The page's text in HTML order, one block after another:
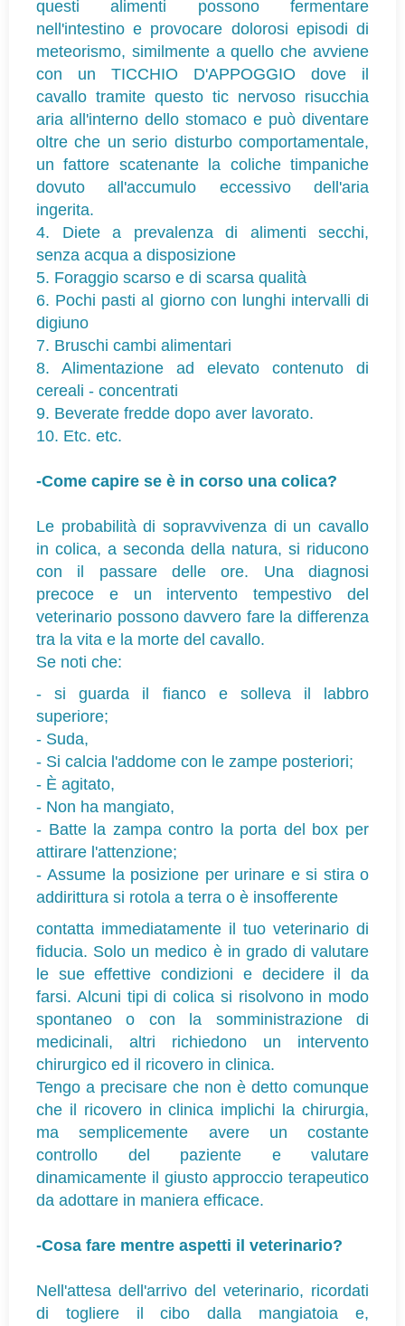
questi alimenti possono fermentare
nell'intestino e provocare dolorosi episodi di
meteorismo, similmente a quello che avviene
con un TICCHIO D'APPOGGIO dove il
cavallo tramite questo tic nervoso risucchia
aria all'interno dello stomaco e può diventare
oltre che un serio disturbo comportamentale,
un fattore scatenante la coliche timpaniche
dovuto all'accumulo eccessivo dell'aria
ingerita.
4. Diete a prevalenza di alimenti secchi,
senza acqua a disposizione
5. Foraggio scarso e di scarsa qualità
6. Pochi pasti al giorno con lunghi intervalli di
digiuno
7. Bruschi cambi alimentari
8. Alimentazione ad elevato contenuto di
cereali - concentrati
9. Beverate fredde dopo aver lavorato.
10. Etc. etc.
-Come capire se è in corso una colica?
Le probabilità di sopravvivenza di un cavallo
in colica, a seconda della natura, si riducono
con il passare delle ore. Una diagnosi
precoce e un intervento tempestivo del
veterinario possono davvero fare la differenza
tra la vita e la morte del cavallo.
Se noti che:
- si guarda il fianco e solleva il labbro
superiore;
- Suda,
- Si calcia l'addome con le zampe posteriori;
- È agitato,
- Non ha mangiato,
- Batte la zampa contro la porta del box per
attirare l'attenzione;
- Assume la posizione per urinare e si stira o
addirittura si rotola a terra o è insofferente
contatta immediatamente il tuo veterinario di
fiducia. Solo un medico è in grado di valutare
le sue effettive condizioni e decidere il da
farsi. Alcuni tipi di colica si risolvono in modo
spontaneo o con la somministrazione di
medicinali, altri richiedono un intervento
chirurgico ed il ricovero in clinica.
Tengo a precisare che non è detto comunque
che il ricovero in clinica implichi la chirurgia,
ma semplicemente avere un costante
controllo del paziente e valutare
dinamicamente il giusto approccio terapeutico
da adottare in maniera efficace.
-Cosa fare mentre aspetti il veterinario?
Nell'attesa dell'arrivo del veterinario, ricordati
di togliere il cibo dalla mangiatoia e,